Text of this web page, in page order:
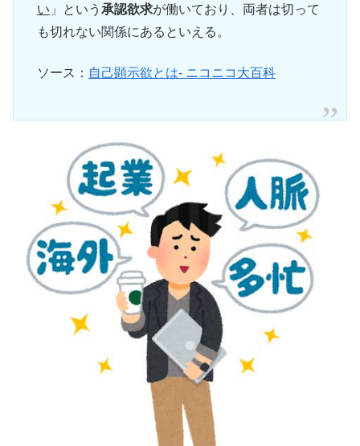
い 」という 承認欲求が働いており、両者は切って
も切れない関係にあるといえる。
ソース： 自己顕示欲とは- ニコニコ大百科